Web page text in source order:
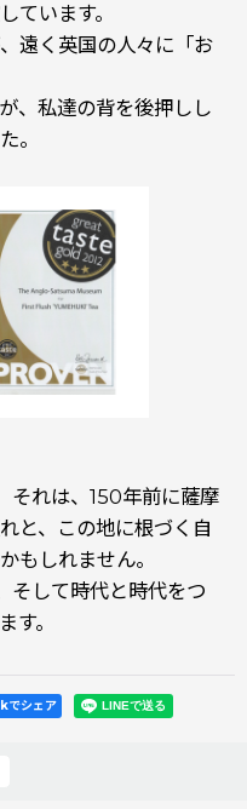
ています。
遠く英国の人々に「お
、私達の背を後押しし
。
それは、150年前に薩摩
と、この地に根づく自
もしれません。
そして時代と時代をつ
す。
シェア